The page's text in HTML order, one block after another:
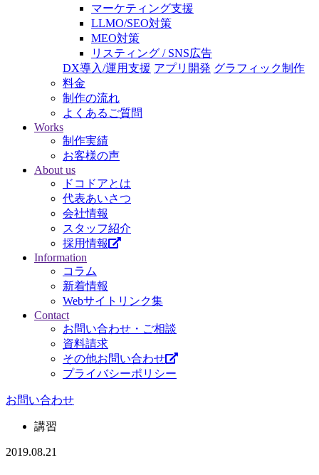
マーケティング支援
LLMO/SEO対策
MEO対策
リスティング / SNS広告
DX導入/運用支援 アプリ開発 グラフィック制作
料金
制作の流れ
よくあるご質問
Works
制作実績
お客様の声
About us
ドコドアとは
代表あいさつ
会社情報
スタッフ紹介
採用情報
Information
コラム
新着情報
Webサイトリンク集
Contact
お問い合わせ・ご相談
資料請求
その他お問い合わせ
プライバシーポリシー
お問い合わせ
講習
2019.08.21